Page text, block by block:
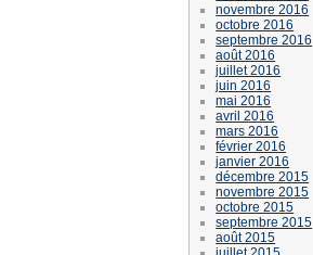
novembre 2016
octobre 2016
septembre 2016
août 2016
juillet 2016
juin 2016
mai 2016
avril 2016
mars 2016
février 2016
janvier 2016
décembre 2015
novembre 2015
octobre 2015
septembre 2015
août 2015